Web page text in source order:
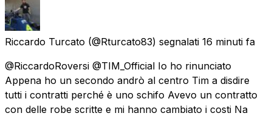
Riccardo Turcato (@Rturcato83) segnalati 16 minuti fa
@RiccardoRoversi @TIM_Official Io ho rinunciato
Appena ho un secondo andrò al centro Tim a disdire
tutti i contratti perché è uno schifo Avevo un contratto
con delle robe scritte e mi hanno cambiato i costi Na